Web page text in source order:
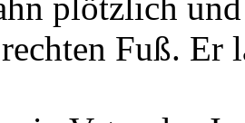
Fuß. Er